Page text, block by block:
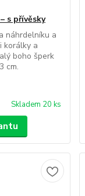
s přívěsky
náhrdelníku a
korálky a
boho šperk
cm.
Skladem 20 ks